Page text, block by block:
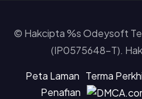
© Hakcipta %s Odeysoft
(IP0575648-T).
Peta Laman Terma
Penafian